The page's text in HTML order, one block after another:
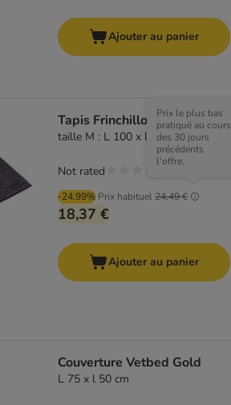
Ajouter au panier
Tapis Frinchillo
taille M : L 100 x l 80 cm
-24.99% Prix habituel24,49 €
Prix le plus bas
pratiqué au cours
des 30 jours
précédents
l'offre.
18,37 €
Not rated
Ajouter au panier
Couverture Vetbed Gold
L 75 x l 50 cm